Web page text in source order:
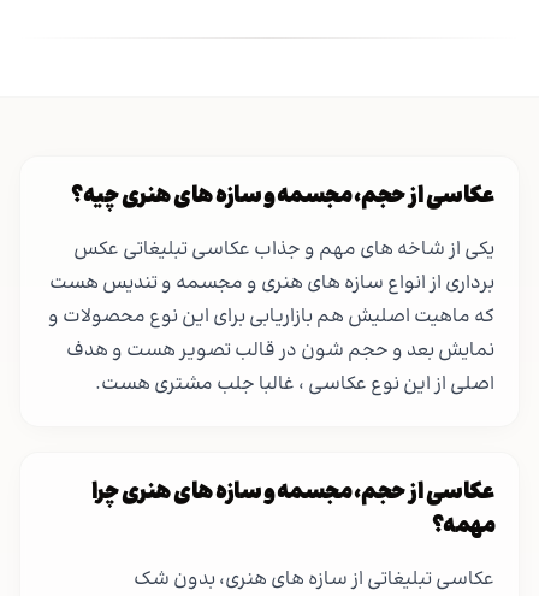
عکاسی از حجم، مجسمه و سازه های هنری چیه؟
یکی از شاخه های مهم و جذاب عکاسی تبلیغاتی عکس
برداری از انواع سازه های هنری و مجسمه و تندیس هست
که ماهیت اصلیش هم بازاریابی برای این نوع محصولات و
نمایش بعد و حجم شون در قالب تصویر هست و هدف
اصلی از این نوع عکاسی ، غالبا جلب مشتری هست.
عکاسی از حجم، مجسمه و سازه های هنری چرا
مهمه؟
عکاسی تبلیغاتی از سازه های هنری، بدون شک